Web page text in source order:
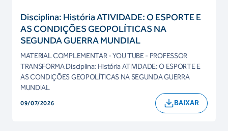
Disciplina: História ATIVIDADE: O ESPORTE E
AS CONDIÇÕES GEOPOLÍTICAS NA
SEGUNDA GUERRA MUNDIAL
MATERIAL COMPLEMENTAR - YOU TUBE - PROFESSOR
TRANSFORMA Disciplina: História ATIVIDADE: O ESPORTE E
AS CONDIÇÕES GEOPOLÍTICAS NA SEGUNDA GUERRA
MUNDIAL
09/07/2026 BAIXAR